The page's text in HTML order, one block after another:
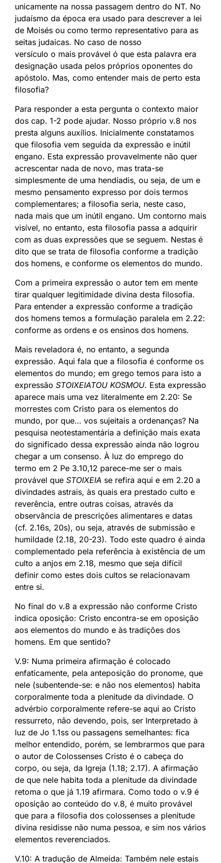
unicamente na nossa passagem dentro do NT. No
judaísmo da época era usado para descrever a lei
de Moisés ou como termo representativo para as
seitas judaicas. No caso de nosso
versículo o mais provável ó que esta palavra era
designação usada pelos próprios oponentes do
apóstolo. Mas, como entender mais de perto esta
filosofia?
Para responder a esta pergunta o contexto maior
dos cap. 1-2 pode ajudar. Nosso próprio v.8 nos
presta alguns auxílios. Inicialmente constatamos
que filosofia vem seguida da expressão e inútil
engano. Esta expressão provavelmente não quer
acrescentar nada de novo, mas trata-se
simplesmente de uma hendíadis, ou seja, de um e
mesmo pensamento expresso por dois termos
complementares; a filosofia seria, neste caso,
nada mais que um inútil engano. Um contorno mais
visível, no entanto, esta filosofia passa a adquirir
com as duas expressões que se seguem. Nestas é
dito que se trata de filosofia conforme a tradição
dos homens, e conforme os elementos do mundo.
Com a primeira expressão o autor tem em mente
tirar qualquer legitimidade divina desta filosofia.
Para entender a expressão conforme a tradição
dos homens temos a formulação paralela em 2.22:
conforme as ordens e os ensinos dos homens.
Mais reveladora é, no entanto, a segunda
expressão. Aqui fala que a filosofia é conforme os
elementos do mundo; em grego temos para isto a
expressão STOIXEIATOU KOSMOU. Esta expressão
aparece mais uma vez literalmente em 2.20: Se
morrestes com Cristo para os elementos do
mundo, por que… vos sujeitais a ordenanças? Na
pesquisa neotestamentária a definição mais exata
do significado dessa expressão ainda não logrou
chegar a um consenso. À luz do emprego do
termo em 2 Pe 3.10,12 parece-me ser o mais
provável que STOIXEIA se refira aqui e em 2.20 a
divindades astrais, às quais era prestado culto e
reverência, entre outras coisas, através da
observância de prescrições alimentares e datas
(cf. 2.16s, 20s), ou seja, através de submissão e
humildade (2.18, 20-23). Todo este quadro é ainda
complementado pela referência à existência de um
culto a anjos em 2.18, mesmo que seja difícil
definir como estes dois cultos se relacionavam
entre si.
No final do v.8 a expressão não conforme Cristo
indica oposição: Cristo encontra-se em oposição
aos elementos do mundo e às tradições dos
homens. Em que sentido?
V.9: Numa primeira afirmação é colocado
enfaticamente, pela anteposição do pronome, que
nele (subentende-se: e não nos elementos) habita
corporalmente toda a plenitude da divindade. O
advérbio corporalmente refere-se aqui ao Cristo
ressurreto, não devendo, pois, ser Interpretado à
luz de Jo 1.1ss ou passagens semelhantes: fica
melhor entendido, porém, se lembrarmos que para
o autor de Colossenses Cristo é o cabeça do
corpo, ou seja, da Igreja (1.18; 2.17). A afirmação
de que nele habita toda a plenitude da divindade
retoma o que já 1.19 afirmara. Como todo o v.9 é
oposição ao conteúdo do v.8, é muito provável
que para a filosofia dos colossenses a plenitude
divina residisse não numa pessoa, e sim nos vários
elementos reverenciados.
V.10: A tradução de Almeida: Também nele estais